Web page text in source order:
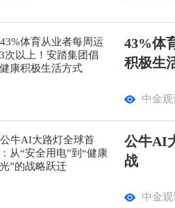
43%体
积极生
中金观
公牛AI
战
中金观